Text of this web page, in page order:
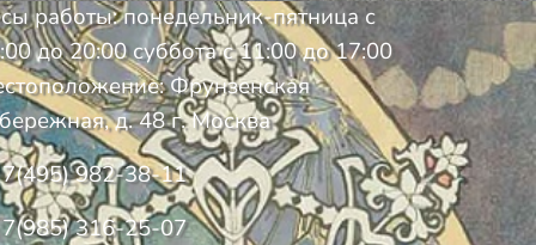
работы: понедельник-пятница с
до 20:00 суббота с 11:00 до 17:00
Фрунзенская
д. 48 г. Москва
982-38-11
316-25-07